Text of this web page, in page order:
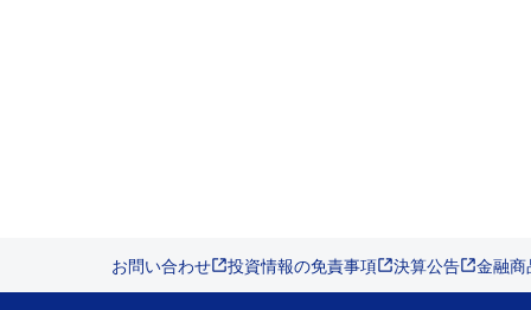
お問い合わせ 投資情報の免責事項 決算公告 金融